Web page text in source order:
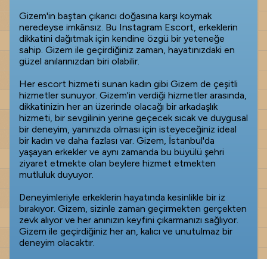
Gizem'in baştan çıkarıcı doğasına karşı koymak
neredeyse imkânsız. Bu Instagram Escort, erkeklerin
dikkatini dağıtmak için kendine özgü bir yeteneğe
sahip. Gizem ile geçirdiğiniz zaman, hayatınızdaki en
güzel anılarınızdan biri olabilir.
Her escort hizmeti sunan kadın gibi Gizem de çeşitli
hizmetler sunuyor. Gizem'in verdiği hizmetler arasında,
dikkatinizin her an üzerinde olacağı bir arkadaşlık
hizmeti, bir sevgilinin yerine geçecek sıcak ve duygusal
bir deneyim, yanınızda olması için isteyeceğiniz ideal
bir kadın ve daha fazlası var. Gizem, İstanbul'da
yaşayan erkekler ve aynı zamanda bu büyülü şehri
ziyaret etmekte olan beylere hizmet etmekten
mutluluk duyuyor.
Deneyimleriyle erkeklerin hayatında kesinlikle bir iz
bırakıyor. Gizem, sizinle zaman geçirmekten gerçekten
zevk alıyor ve her anınızın keyfini çıkarmanızı sağlıyor.
Gizem ile geçirdiğiniz her an, kalıcı ve unutulmaz bir
deneyim olacaktır.